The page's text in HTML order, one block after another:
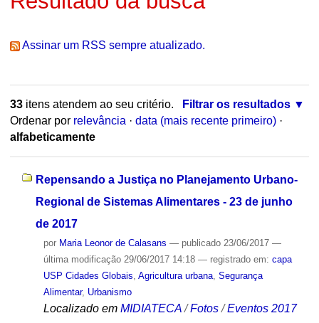
Assinar um RSS sempre atualizado.
33itens atendem ao seu critério.
Filtrar os resultados
Ordenar por relevância · data (mais recente primeiro) ·
alfabeticamente
Repensando a Justiça no Planejamento Urbano-
Regional de Sistemas Alimentares - 23 de junho
de 2017
por Maria Leonor de Calasans — publicado23/06/2017 —
última modificação29/06/2017 14:18 — registrado em: capa
USP Cidades Globais Agricultura urbana, Segurança
Alimentar, Urbanismo
Localizado em MIDIATECA /Fotos /Eventos 2017